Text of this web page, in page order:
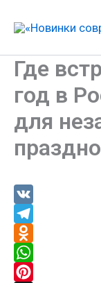
Где
год в
для
V
KT
e
l
O
d
W